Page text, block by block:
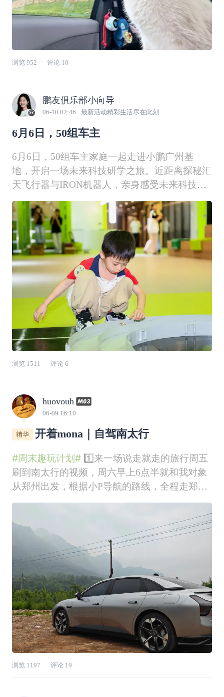
浏览 952 评论 10
鹏友俱乐部小向导
06-10 02:46 · 最新活动精彩生活尽在此刻
6月6日，50组车主
6月6日，50组车主家庭一起走进小鹏广州基
地，开启一场未来科技研学之旅。近距离探秘汇
天飞行器与IRON机器人，亲身感受未来科技的
震撼；走进智能工厂，亲眼见证一台车从零件到
整车的诞生；在汽车知识小课堂上趣味互动，轻
松收获新知识；最后亲手拼装小车，于赛道上尽
情驰骋——每一步探索，都在悄悄浇灌着属于下
一代
浏览 1511 评论 6
huovouh
06-09 16:10
开着mona｜自驾南太行
#周末趣玩计划#1️⃣来一场说走就走的旅行周五
刷到南太行的视频，周六早上6点半就和我对象
从郑州出发，根据小P导航的路线，全程走郑云
高速，一个半小时就到云台山收费站了。说到
这，必须夸一下小鹏M03的高速表现，我们一路
上开着空调，听着小P放的音乐，欣赏着沿途的
风景，非常惬意。在高速上，我们用了小鹏M0
浏览 1197 评论 19